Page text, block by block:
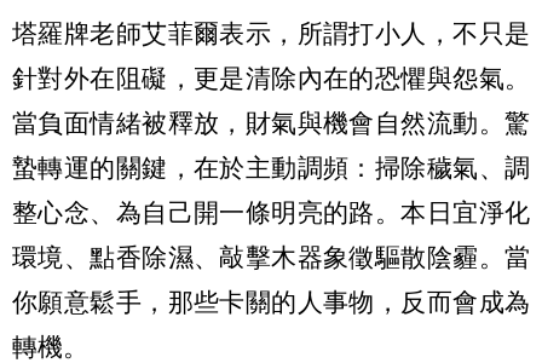
塔羅牌老師艾菲爾表示，所謂打小人，不只是
針對外在阻礙，更是清除內在的恐懼與怨氣。
當負面情緒被釋放，財氣與機會自然流動。驚
蟄轉運的關鍵，在於主動調頻：掃除穢氣、調
整心念、為自己開一條明亮的路。本日宜淨化
環境、點香除濕、敲擊木器象徵驅散陰霾。當
你願意鬆手，那些卡關的人事物，反而會成為
轉機。